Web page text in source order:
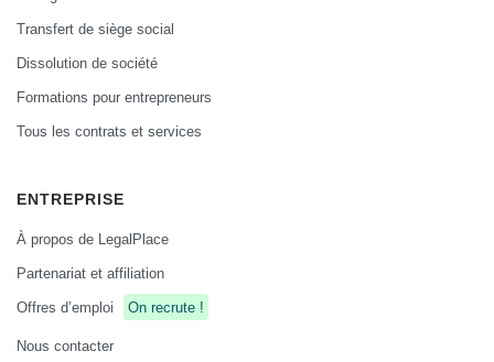
Transfert de siège social
Dissolution de société
Formations pour entrepreneurs
Tous les contrats et services
ENTREPRISE
À propos de LegalPlace
Partenariat et affiliation
Offres d’emploi
On recrute !
Nous contacter